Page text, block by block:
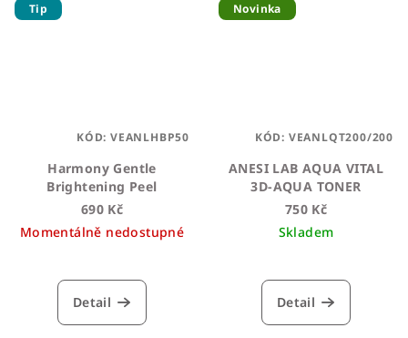
Tip
Harmony Gentle
Brightening Peel
690 Kč
Momentálně nedostupné
hodnocení
produktu
Detail
KÓD: VEANLHBP50
Novinka
ANESI LAB AQUA VITAL
3D-AQUA TONER
750 Kč
Skladem
hodnocení
produktu
Detail
KÓD: VEANLQT200/200